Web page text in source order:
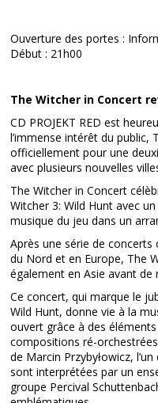
Ouverture des portes :
Début : 21h00
The Witcher in Concert
CD PROJEKT RED est
l’immense intérêt du public,
officiellement pour une
avec plusieurs nouvelles
The Witcher in Concert
Witcher 3: Wild Hunt avec
musique du jeu dans un
Après une série de
du Nord et en Europe, The
également en Asie avant de
Ce concert, qui marque le
Wild Hunt, donne vie à la
ouvert grâce à des
compositions ré-
de Marcin Przybyłowicz,
sont interprétées par un
groupe Percival